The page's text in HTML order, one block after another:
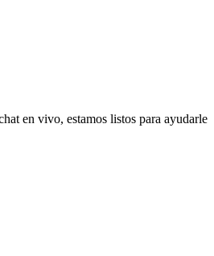
en vivo, estamos listos para ayudarle